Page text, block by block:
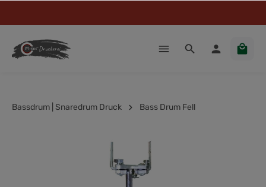
Bassdrum | Snaredrum Druck Bass Drum Fell